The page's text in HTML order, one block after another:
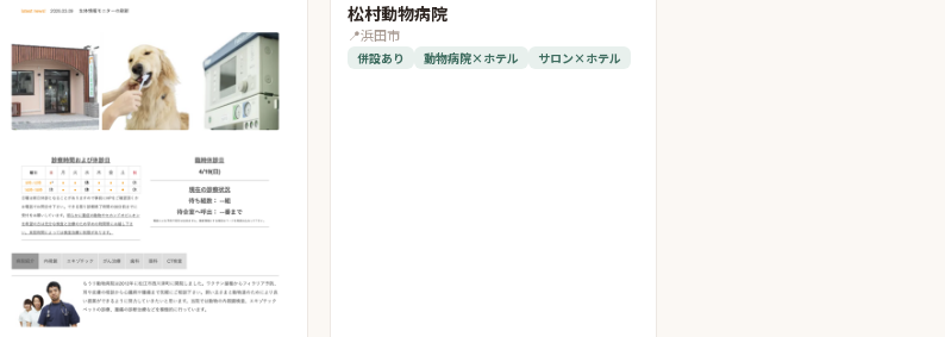
松村動物病院
📍浜田市
併設あり 動物病院×ホテル サロン×ホテル